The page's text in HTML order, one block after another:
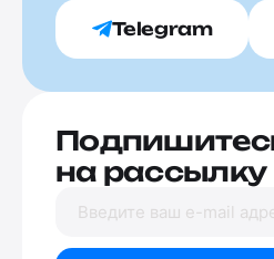
Telegram
на рассылку